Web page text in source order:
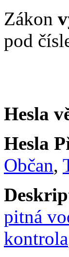
Zákon
pod
Hesla
Hesla
Občan,
pitná
kontrola